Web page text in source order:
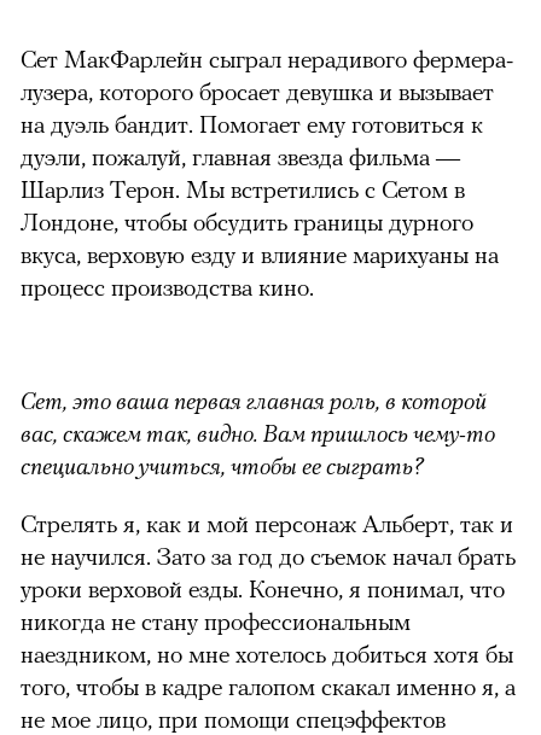
Сет МакФарлейн сыграл нерадивого фермера-
лузера, которого бросает девушка и вызывает
на дуэль бандит. Помогает ему готовиться к
дуэли, пожалуй, главная звезда фильма —
Шарлиз Терон. Мы встретились с Сетом в
Лондоне, чтобы обсудить границы дурного
вкуса, верховую езду и влияние марихуаны на
процесс производства кино.
Сет, это ваша первая главная роль, в которой
вас, скажем так, видно. Вам пришлось чему-то
специально учиться, чтобы ее сыграть?
Стрелять я, как и мой персонаж Альберт, так и
не научился. Зато за год до съемок начал брать
уроки верховой езды. Конечно, я понимал, что
никогда не стану профессиональным
наездником, но мне хотелось добиться хотя бы
того, чтобы в кадре галопом скакал именно я, а
не мое лицо, при помощи спецэффектов